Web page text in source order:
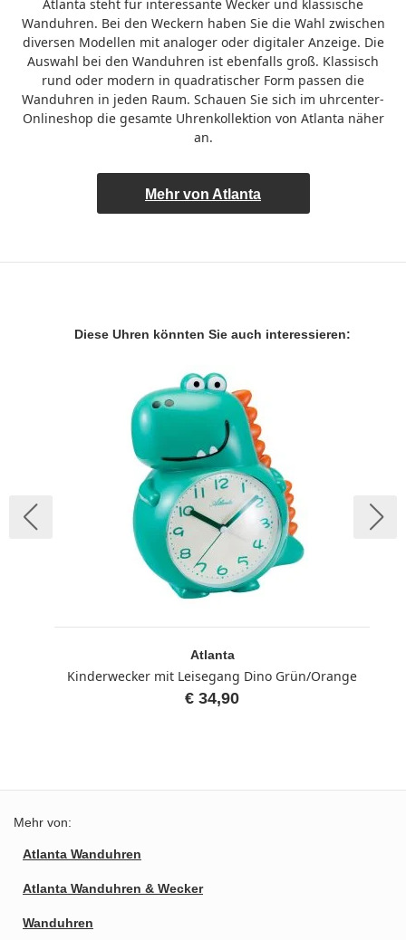
Atlanta steht für interessante Wecker und klassische
Wanduhren. Bei den Weckern haben Sie die Wahl zwischen
diversen Modellen mit analoger oder digitaler Anzeige. Die
Auswahl bei den Wanduhren ist ebenfalls groß. Klassisch
rund oder modern in quadratischer Form passen die
Wanduhren in jeden Raum. Schauen Sie sich im uhrcenter-
Onlineshop die gesamte Uhrenkollektion von Atlanta näher
an.
Mehr von Atlanta
Diese Uhren könnten Sie auch interessieren:
Atlanta
Kinderwecker mit Leisegang Dino Grün/Orange
€ 34,90
Mehr von:
Atlanta Wanduhren
Atlanta Wanduhren & Wecker
Wanduhren